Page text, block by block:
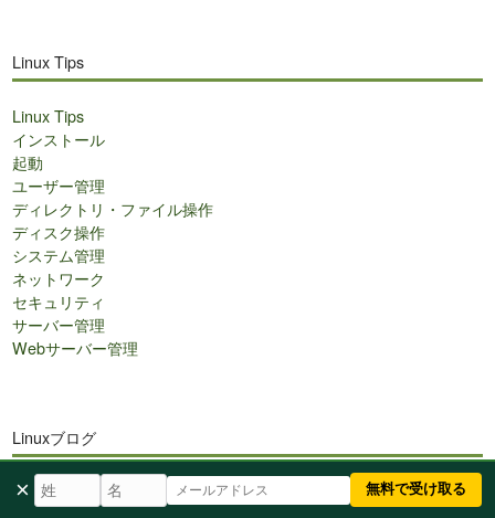
× 無料で受け取る
Linux Tips
Linux Tips
インストール
起動
ユーザー管理
ディレクトリ・ファイル操作
ディスク操作
システム管理
ネットワーク
セキュリティ
サーバー管理
Webサーバー管理
Linuxブログ
Linuxブログ